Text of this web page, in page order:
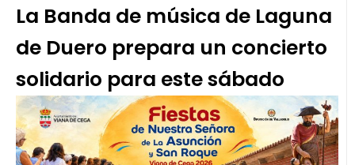
La Banda de música de Laguna
de Duero prepara un concierto
solidario para este sábado